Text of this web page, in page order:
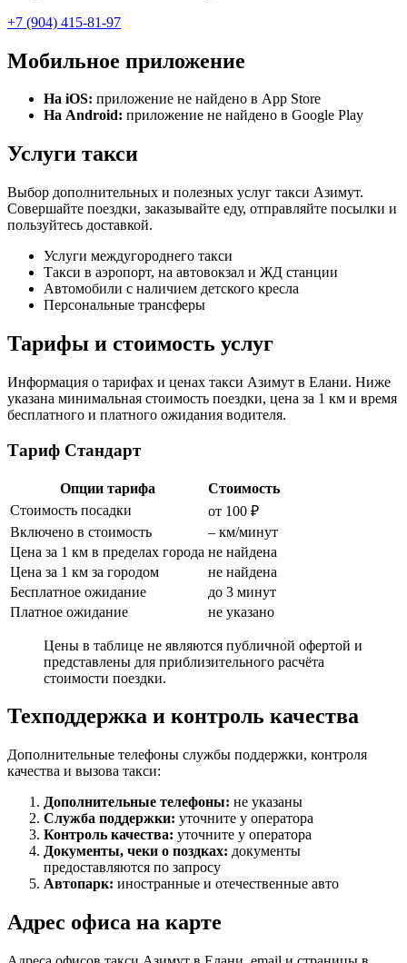
+7 (904) 415-81-97
Мобильное приложение
На iOS: приложение не найдено в App Store
На Android: приложение не найдено в Google Play
Услуги такси
Выбор дополнительных и полезных услуг такси Азимут.
Совершайте поездки, заказывайте еду, отправляйте посылки и
пользуйтесь доставкой.
Услуги междугороднего такси
Такси в аэропорт, на автовокзал и ЖД станции
Автомобили с наличием детского кресла
Персональные трансферы
Тарифы и стоимость услуг
Информация о тарифах и ценах такси Азимут в Елани. Ниже
указана минимальная стоимость поездки, цена за 1 км и время
бесплатного и платного ожидания водителя.
Тариф Стандарт
Опции тарифа
Стоимость
Стоимость посадки
от 100 ₽
Включено в стоимость
– км/минут
Цена за 1 км в пределах города не найдена
Цена за 1 км за городом
не найдена
Бесплатное ожидание
до 3 минут
Платное ожидание
не указано
Цены в таблице не являются публичной офертой и
представлены для приблизительного расчёта
стоимости поездки.
Техподдержка и контроль качества
Дополнительные телефоны службы поддержки, контроля
качества и вызова такси:
Дополнительные телефоны: не указаны
Служба поддержки: уточните у оператора
Контроль качества: уточните у оператора
Документы, чеки о поздках: документы
предоставляются по запросу
Автопарк: иностранные и отечественные авто
Адрес офиса на карте